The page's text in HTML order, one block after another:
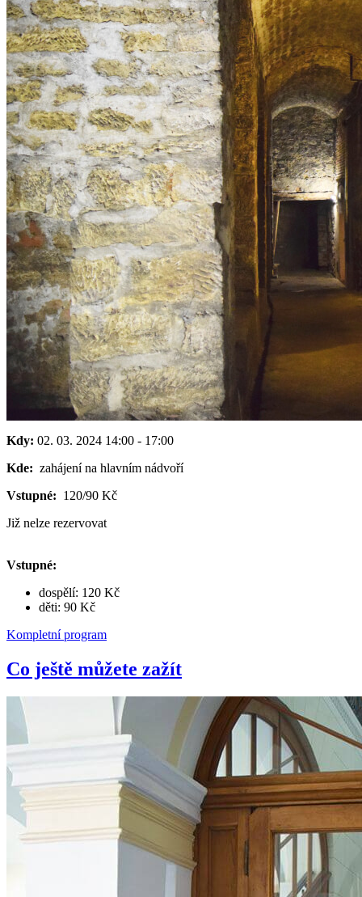
Kdy: 02. 03. 2024 14:00 - 17:00
Kde: zahájení na hlavním nádvoří
Vstupné: 120/90 Kč
Již nelze rezervovat
Vstupné:
dospělí: 120 Kč
děti: 90 Kč
Kompletní program
Co ještě můžete zažít